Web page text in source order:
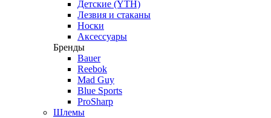
Детские (YTH)
Лезвия и стаканы
Носки
Аксессуары
Бренды
Bauer
Reebok
Mad Guy
Blue Sports
ProSharp
Шлемы